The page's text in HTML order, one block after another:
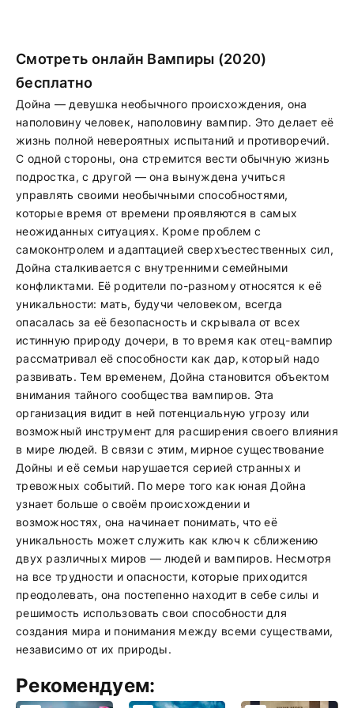
Смотреть онлайн Вампиры (2020)
бесплатно
Дойна — девушка необычного происхождения, она
наполовину человек, наполовину вампир. Это делает её
жизнь полной невероятных испытаний и противоречий.
С одной стороны, она стремится вести обычную жизнь
подростка, с другой — она вынуждена учиться
управлять своими необычными способностями,
которые время от времени проявляются в самых
неожиданных ситуациях. Кроме проблем с
самоконтролем и адаптацией сверхъестественных сил,
Дойна сталкивается с внутренними семейными
конфликтами. Её родители по-разному относятся к её
уникальности: мать, будучи человеком, всегда
опасалась за её безопасность и скрывала от всех
истинную природу дочери, в то время как отец-вампир
рассматривал её способности как дар, который надо
развивать. Тем временем, Дойна становится объектом
внимания тайного сообщества вампиров. Эта
организация видит в ней потенциальную угрозу или
возможный инструмент для расширения своего влияния
в мире людей. В связи с этим, мирное существование
Дойны и её семьи нарушается серией странных и
тревожных событий. По мере того как юная Дойна
узнает больше о своём происхождении и
возможностях, она начинает понимать, что её
уникальность может служить как ключ к сближению
двух различных миров — людей и вампиров. Несмотря
на все трудности и опасности, которые приходится
преодолевать, она постепенно находит в себе силы и
решимость использовать свои способности для
создания мира и понимания между всеми существами,
независимо от их природы.
Рекомендуем: